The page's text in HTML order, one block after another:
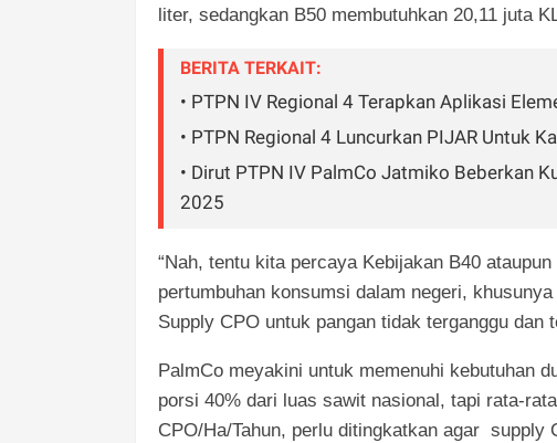
liter, sedangkan B50 membutuhkan 20,11 juta
BERITA TERKAIT:
• PTPN IV Regional 4 Terapkan Aplikasi
• PTPN Regional 4 Luncurkan PIJAR Untuk
• Dirut PTPN IV PalmCo Jatmiko Beberkan
2025
“Nah, tentu kita percaya Kebijakan B40
pertumbuhan konsumsi dalam negeri,
Supply CPO untuk pangan tidak terganggu dan
PalmCo meyakini untuk memenuhi kebutuhan
porsi 40% dari luas sawit nasional, tapi rata-
CPO/Ha/Tahun, perlu ditingkatkan agar supply